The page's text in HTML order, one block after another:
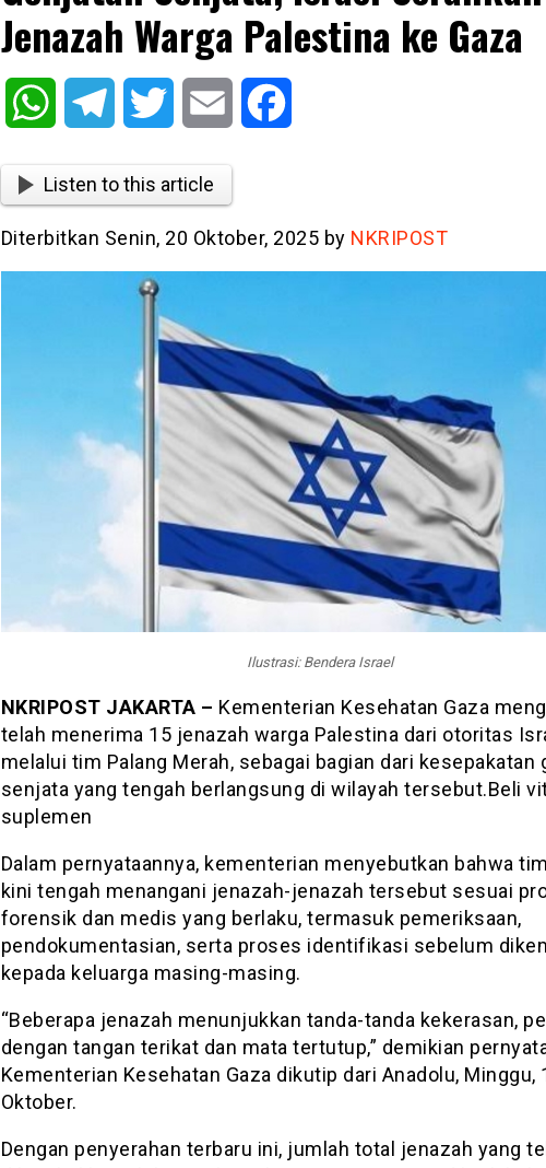
Jenazah Warga Palestina ke Gaza
WhatsAppTelegram Twitter Email
Listen to this article
Diterbitkan Senin, 20 Oktober, 2025 by NKRIPOST
Ilustrasi: Bendera Israel
NKRIPOST JAKARTA – Kementerian Kesehatan Gaza
telah menerima 15 jenazah warga Palestina dari otoritas
melalui tim Palang Merah, sebagai bagian dari kesepakatan
senjata yang tengah berlangsung di wilayah tersebut.Beli
suplemen
Dalam pernyataannya, kementerian menyebutkan bahwa
kini tengah menangani jenazah-jenazah tersebut sesuai
forensik dan medis yang berlaku, termasuk pemeriksaan,
pendokumentasian, serta proses identifikasi sebelum
kepada keluarga masing-masing.
“Beberapa jenazah menunjukkan tanda-tanda kekerasan,
dengan tangan terikat dan mata tertutup,” demikian
Kementerian Kesehatan Gaza dikutip dari Anadolu, Minggu,
Oktober.
Dengan penyerahan terbaru ini, jumlah total jenazah yang